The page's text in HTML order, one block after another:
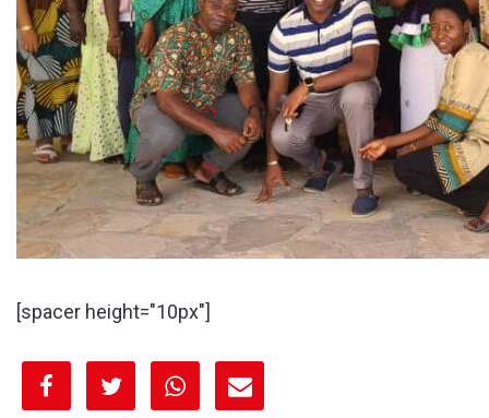
[spacer height="10px"]